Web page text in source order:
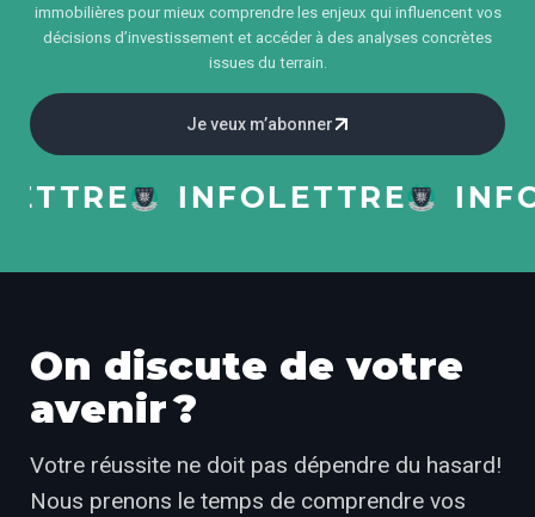
immobilières pour mieux comprendre les enjeux qui influencent vos
décisions d’investissement et accéder à des analyses concrètes
issues du terrain.
Je veux m’abonner
INFOLETTRE
On discute de votre
avenir ?
Votre réussite ne doit pas dépendre du hasard!
Nous prenons le temps de comprendre vos